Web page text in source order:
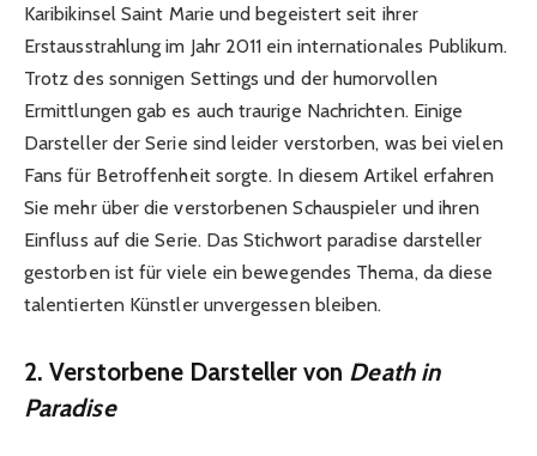
Karibikinsel Saint Marie und begeistert seit ihrer
Erstausstrahlung im Jahr 2011 ein internationales Publikum.
Trotz des sonnigen Settings und der humorvollen
Ermittlungen gab es auch traurige Nachrichten. Einige
Darsteller der Serie sind leider verstorben, was bei vielen
Fans für Betroffenheit sorgte. In diesem Artikel erfahren
Sie mehr über die verstorbenen Schauspieler und ihren
Einfluss auf die Serie. Das Stichwort paradise darsteller
gestorben ist für viele ein bewegendes Thema, da diese
talentierten Künstler unvergessen bleiben.
2. Verstorbene Darsteller von Death in
Paradise